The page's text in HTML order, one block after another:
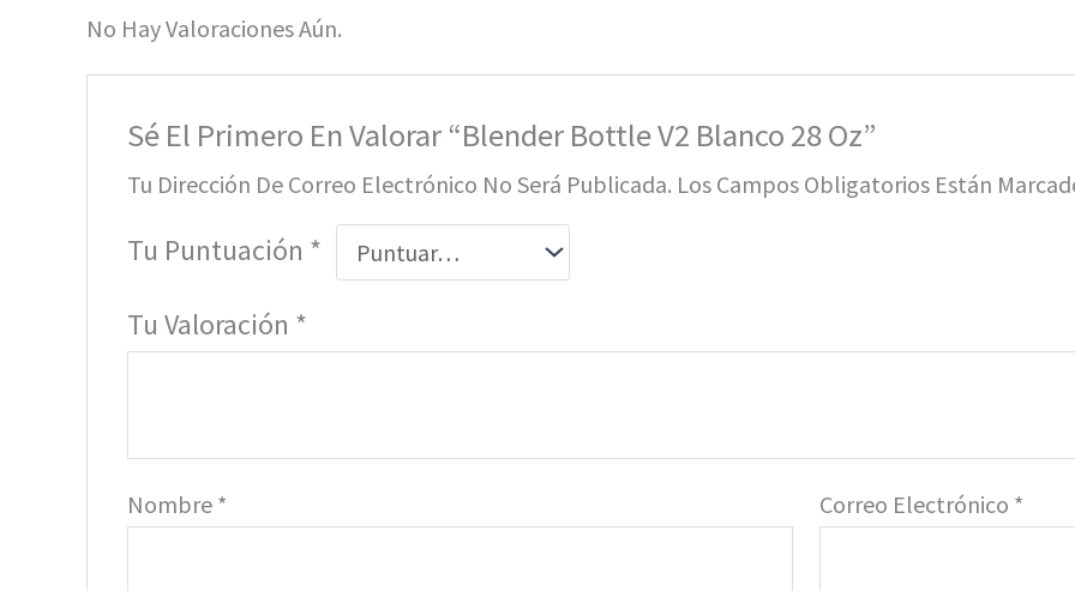
No Hay Valoraciones Aún.
Sé El Primero En Valorar “Blender Bottle V2 Blanco 28 Oz”
Tu Dirección De Correo Electrónico No Será Publicada. Los Campos Obligatorios Están
Tu Puntuación *
Tu Valoración *
Nombre * Correo Electrónico *